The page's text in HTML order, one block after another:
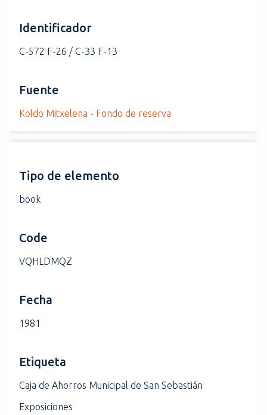
Identificador
C-572 F-26 / C-33 F-13
Fuente
Koldo Mitxelena - Fondo de reserva
Tipo de elemento
book
Code
VQHLDMQZ
Fecha
1981
Etiqueta
Caja de Ahorros Municipal de San Sebastián
Exposiciones